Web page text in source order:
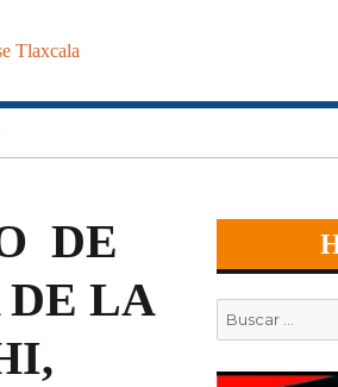
DE
LA